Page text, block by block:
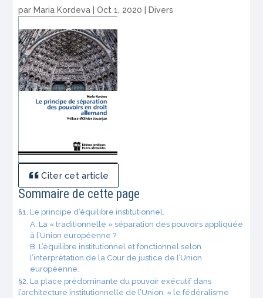
parMaria Kordeva |Oct 1, 2020 |Divers
Citer cet article
Sommaire de cette page
§1. Le principe d’équilibre institutionnel.
A. La « traditionnelle » séparation des pouvoirs appliquée
à l’Union européenne ?
B. L’équilibre institutionnel et fonctionnel selon
l’interprétation de la Cour de justice de l’Union
européenne.
§2. La place prédominante du pouvoir exécutif dans
l’architecture institutionnelle de l’Union: « le fédéralisme